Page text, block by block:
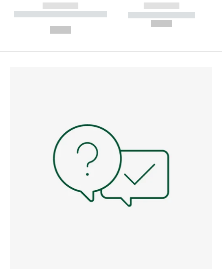
------------
----------- ----------- --------
------------
----------- -----------